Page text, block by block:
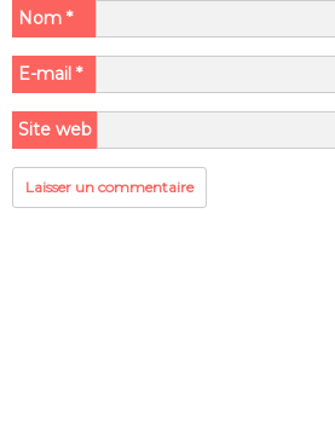
Nom *
E-mail *
Site web